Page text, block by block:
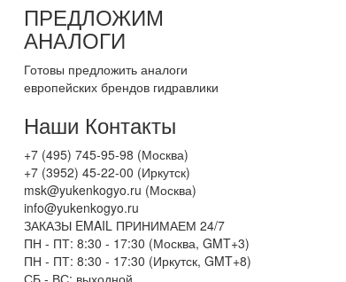
ПРЕДЛОЖИМ
АНАЛОГИ
Готовы предложить аналоги
европейских брендов гидравлики
Наши Контакты
+7 (495) 745-95-98 (Москва)
+7 (3952) 45-22-00 (Иркутск)
msk@yukenkogyo.ru (Москва)
info@yukenkogyo.ru
ЗАКАЗЫ EMAIL ПРИНИМАЕМ 24/7
ПН - ПТ: 8:30 - 17:30 (Москва, GMT+3)
ПН - ПТ: 8:30 - 17:30 (Иркутск, GMT+8)